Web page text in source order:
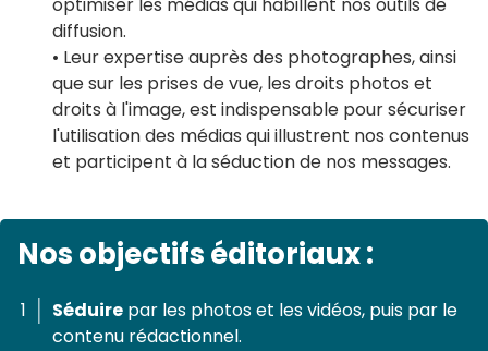
optimiser les médias qui habillent nos outils de
diffusion.
• Leur expertise auprès des photographes, ainsi
que sur les prises de vue, les droits photos et
droits à l'image, est indispensable pour sécuriser
l'utilisation des médias qui illustrent nos contenus
et participent à la séduction de nos messages.
Nos objectifs éditoriaux :
Séduire par les photos et les vidéos, puis par le
contenu rédactionnel.